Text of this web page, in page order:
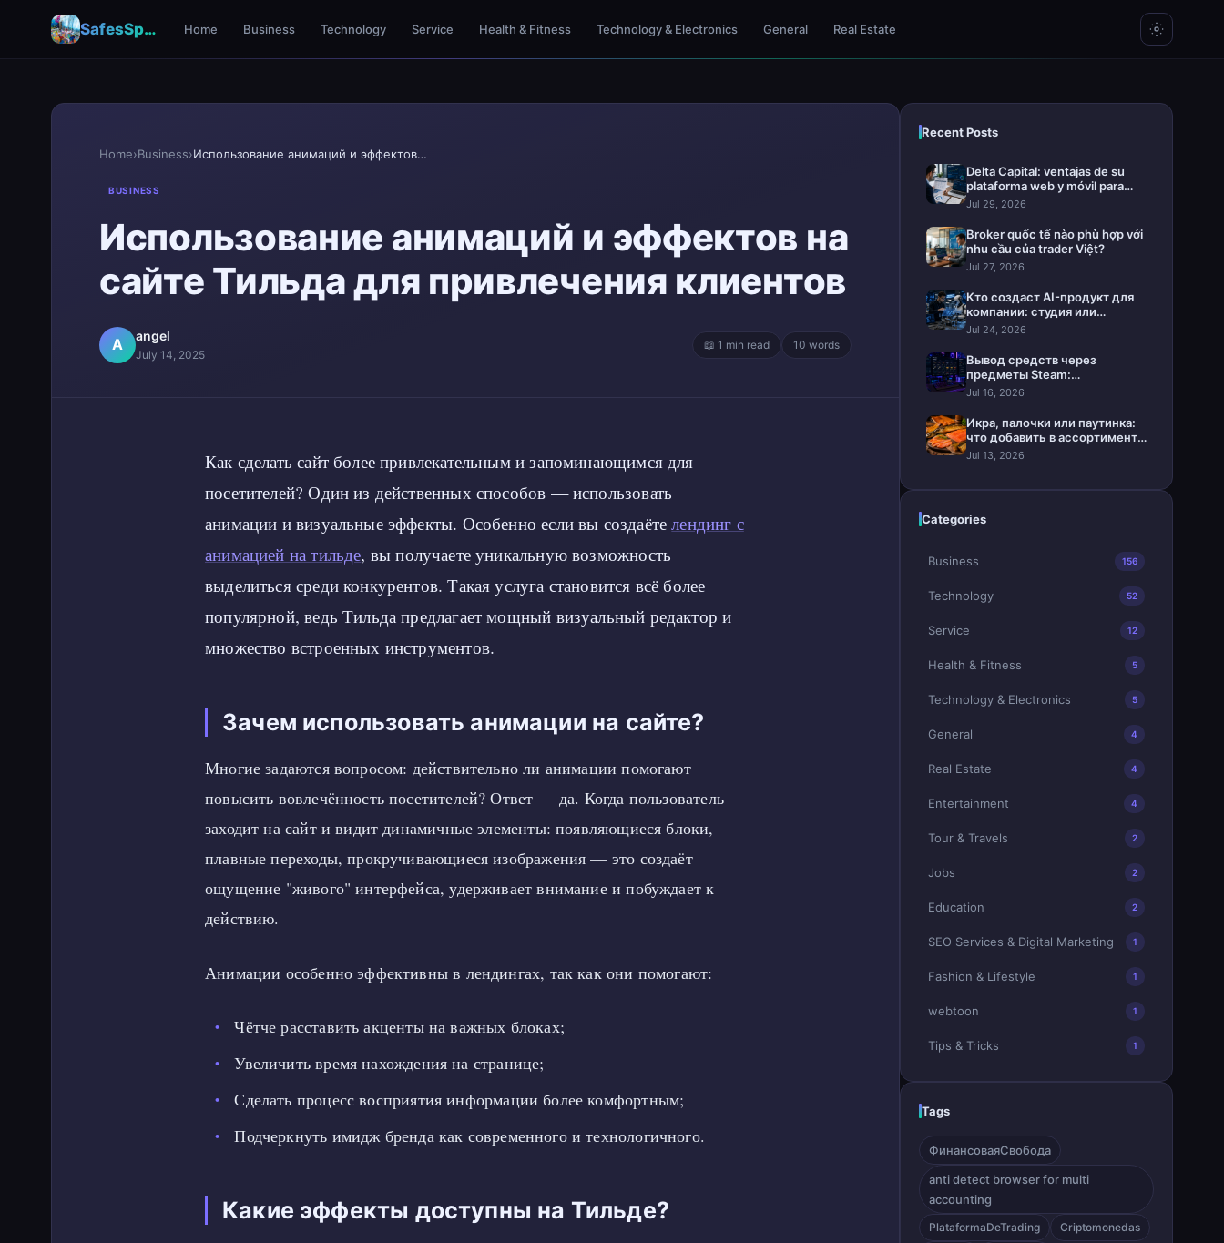
SafesSpace – A Secure Place for Growth & Support Home Business Technology Service Health & Fitness Technology & Electronics General Real Estate
Home›Business› Использование анимаций и эффектов на сайте Тильда...
BUSINESS
Использование анимаций и эффектов на
сайте Тильда для привлечения клиентов
A angel
July 14, 2025
📖 1 min read 10 words
Как сделать сайт более привлекательным и запоминающимся для
посетителей? Один из действенных способов — использовать
анимации и визуальные эффекты. Особенно если вы создаётелендинг с
анимацией на тильде, вы получаете уникальную возможность
выделиться среди конкурентов. Такая услуга становится всё более
популярной, ведь Тильда предлагает мощный визуальный редактор и
множество встроенных инструментов.
Зачем использовать анимации на сайте?
Многие задаются вопросом: действительно ли анимации помогают
повысить вовлечённость посетителей? Ответ — да. Когда пользователь
заходит на сайт и видит динамичные элементы: появляющиеся блоки,
плавные переходы, прокручивающиеся изображения — это создаёт
ощущение "живого" интерфейса, удерживает внимание и побуждает к
действию.
Анимации особенно эффективны в лендингах, так как они помогают:
Чётче расставить акценты на важных блоках;
Увеличить время нахождения на странице;
Сделать процесс восприятия информации более комфортным;
Подчеркнуть имидж бренда как современного и технологичного.
Какие эффекты доступны на Тильде?
Recent Posts
Delta Capital: ventajas de su
plataforma web y móvil para
invertir
Jul 29, 2026
Broker quốc tế nào phù hợp với
nhu cầu của trader Việt?
Jul 27, 2026
Кто создаст AI-продукт для
компании: студия или
интегратор
Jul 24, 2026
Вывод средств через
предметы Steam:
практическое руководство
Jul 16, 2026
Икра, палочки или паутинка:
что добавить в ассортимент
магазина
Jul 13, 2026
Categories
Business 156
Technology 52
Service 12
Health & Fitness 5
Technology & Electronics 5
General 4
Real Estate 4
Entertainment 4
Tour & Travels 2
Jobs 2
Education 2
SEO Services & Digital Marketing 1
Fashion & Lifestyle 1
webtoon 1
Tips & Tricks 1
Tags
ФинансоваяСвобода
anti detect browser for multi
accounting
PlataformaDeTrading
Criptomonedas